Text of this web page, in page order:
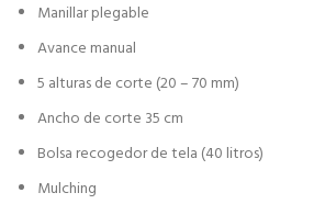
Manillar plegable
Avance manual
5 alturas de corte (20 – 70 mm)
Ancho de corte 35 cm
Bolsa recogedor de tela (40 litros)
Mulching